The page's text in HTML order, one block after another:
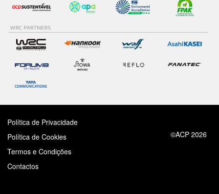
Política de Privacidade
Política de Cookies
Termos e Condições
Contactos
©ACP 2026